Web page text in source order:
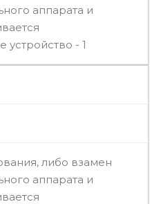
аппарата и
устройство - 1
либо взамен
аппарата и